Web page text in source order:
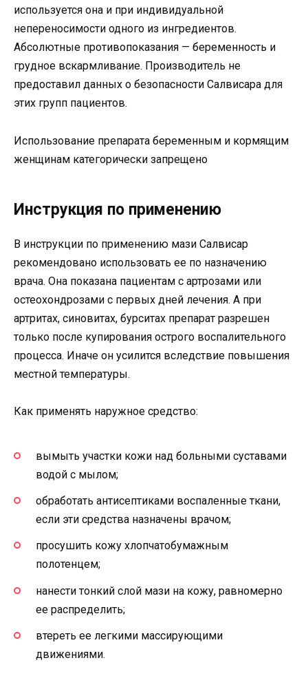
используется она и при индивидуальной
непереносимости одного из ингредиентов.
Абсолютные противопоказания — беременность и
грудное вскармливание. Производитель не
предоставил данных о безопасности Салвисара для
этих групп пациентов.
Использование препарата беременным и кормящим
женщинам категорически запрещено
Инструкция по применению
В инструкции по применению мази Салвисар
рекомендовано использовать ее по назначению
врача. Она показана пациентам с артрозами или
остеохондрозами с первых дней лечения. А при
артритах, синовитах, бурситах препарат разрешен
только после купирования острого воспалительного
процесса. Иначе он усилится вследствие повышения
местной температуры.
Как применять наружное средство:
вымыть участки кожи над больными суставами
водой с мылом;
обработать антисептиками воспаленные ткани,
если эти средства назначены врачом;
просушить кожу хлопчатобумажным
полотенцем;
нанести тонкий слой мази на кожу, равномерно
ее распределить;
втереть ее легкими массирующими
движениями.